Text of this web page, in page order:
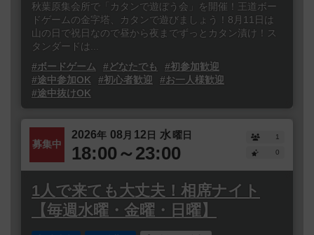
秋葉原集会所で「カタンで遊ぼう会」を開催！王道ボー
ドゲームの金字塔、カタンで遊びましょう！8月11日は
山の日で祝日なので昼から夜までずっとカタン漬け！ス
タンダードは...
#ボードゲーム
#どなたでも
#初参加歓迎
#途中参加OK
#初心者歓迎
#お一人様歓迎
#途中抜けOK
募集中
2026年 08 月 12日 水曜日
18:00～23:00
1
0
1人で来ても大丈夫！相席ナイト
【毎週水曜・金曜・日曜】